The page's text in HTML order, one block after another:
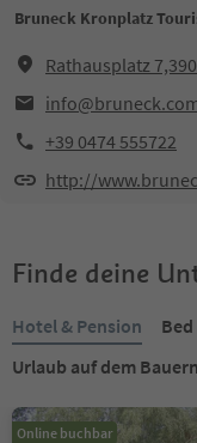
Bruneck Kronplatz
Rathausplatz
+39 0474 555722
http://
Finde deine
Hotel & Pension
Urlaub auf dem
Online buchbar